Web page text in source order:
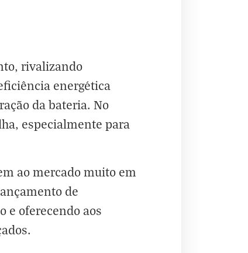
rivalizando
energética
da bateria. No
especialmente para
ao mercado muito em
de
e oferecendo aos